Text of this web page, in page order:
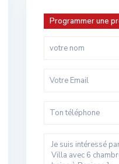
Programmer une